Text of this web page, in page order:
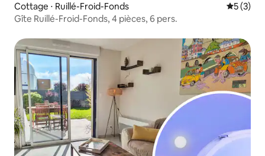
Cottage ⋅ Ruillé-Froid-Fonds
5 (3)
Gîte Ruillé-Froid-Fonds, 4 pièces, 6 pers.